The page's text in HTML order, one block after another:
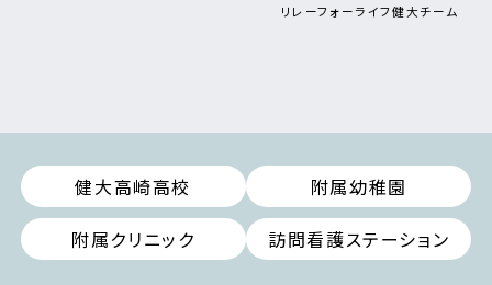
リレーフォーライフ健大チーム
健大高崎高校
附属幼稚園
附属クリニック
訪問看護ステーション